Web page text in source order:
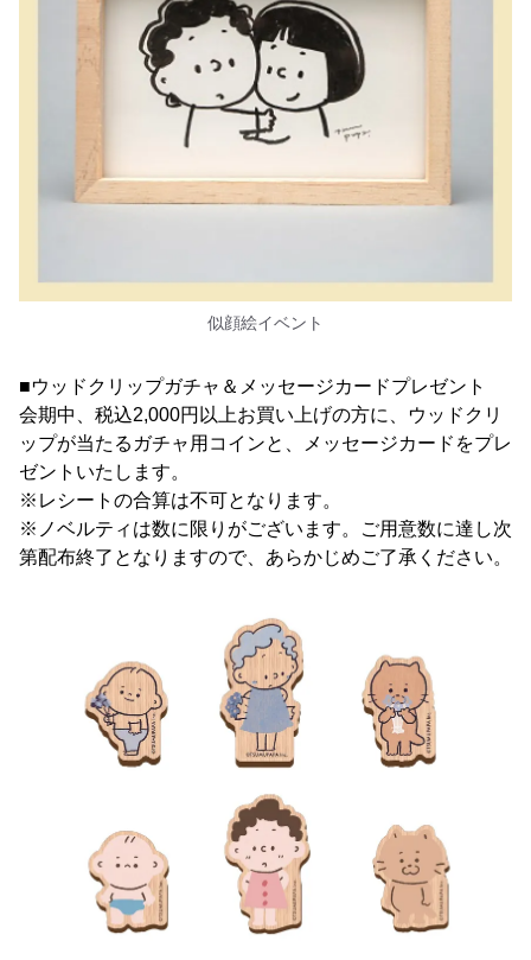
似顔絵イベント
■ウッドクリップガチャ＆メッセージカードプレゼント
会期中、税込2,000円以上お買い上げの方に、ウッドクリ
ップが当たるガチャ用コインと、メッセージカードをプレ
ゼントいたします。
※レシートの合算は不可となります。
※ノベルティは数に限りがございます。ご用意数に達し次
第配布終了となりますので、あらかじめご了承ください。